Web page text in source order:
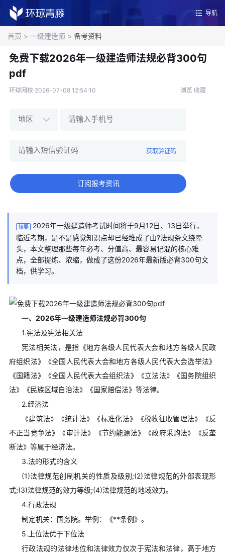
导航
首页 > 一级建造师 > 备考资料
免费下载2026年一级建造师法规必背300句
pdf
环球网校·2026-07-08 12:54:10 浏览 收藏
获取验证码
订阅报考资讯
摘要
2026年一级建造师考试时间将于9月12日、13日举行，
临近考期，是不是感觉知识点却已经堆成了山?法规条文绕晕
头，本文整理那些每年必考、分值高、最容易记混的核心难
点，全部提炼、浓缩，做成了这份2026年最新版必背300句文
档，供学习。
一、2026年一级建造师法规必背300句
1.宪法及宪法相关法
宪法相关法，是指《地方各级人民代表大会和地方各级人民政
府组织法》《全国人民代表大会和地方各级人民代表大会选举法》
《国籍法》《全国人民代表大会组织法》《立法法》《国务院组织
法》《民族区域自治法》《国家赔偿法》等法律。
2.经济法
《建筑法》《统计法》《标准化法》《税收征收管理法》《反
不正当竞争法》《审计法》《节约能源法》《政府采购法》《反垄
断法》等属于经济法。
3.法的形式的含义
(1)法律规范创制机关的性质及级别;(2)法律规范的外部表现形
式;(3)法律规范的效力等级;(4)法律规范的地域效力。
4.行政法规
制定机关：国务院。举例：《**条例》。
5.上位法优于下位法
行政法规的法律地位和法律效力仅次于宪法和法律，高于地方